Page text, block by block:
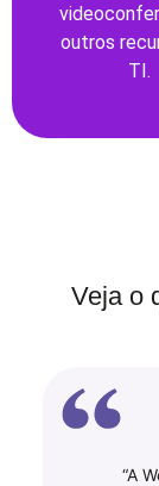
outros
TI.
Veja o
“A